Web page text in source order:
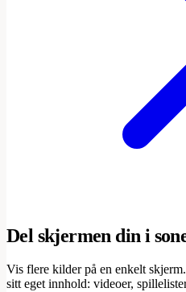
Del skjermen din i
Vis flere kilder på en enkelt
sitt eget innhold: videoer,